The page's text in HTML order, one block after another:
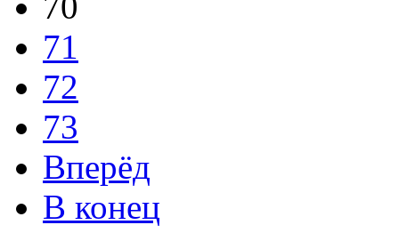
71
72
73
Вперёд
В конец